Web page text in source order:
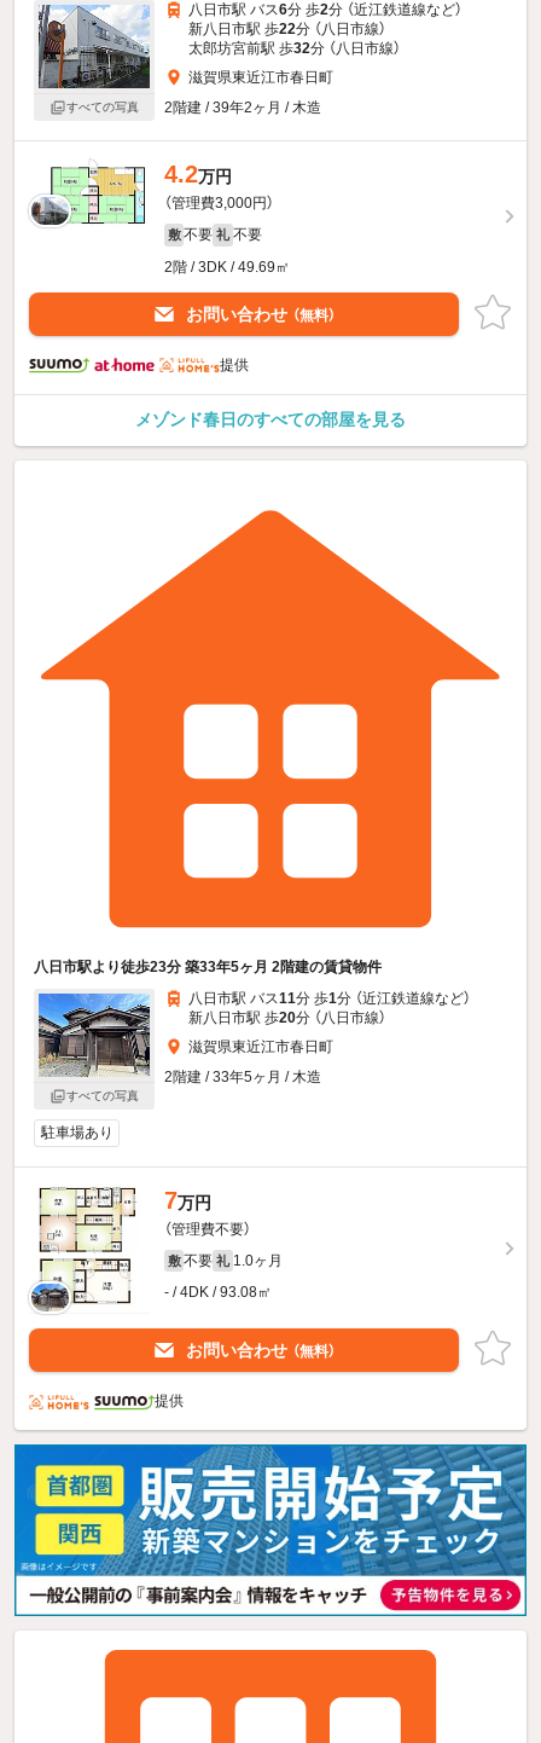
すべての写真
八日市駅 バス6分 歩2分 （近江鉄道線など）
新八日市駅 歩22分 （八日市線）
太郎坊宮前駅 歩32分 （八日市線）
滋賀県東近江市春日町
2階建 / 39年2ヶ月 / 木造
4.2万円
（管理費3,000円）
敷 不要 礼 不要
2階 / 3DK / 49.69㎡
お問い合わせ （無料）
提供
メゾンド春日のすべての部屋を見る
八日市駅より徒歩23分 築33年5ヶ月 2階建の賃貸物件
すべての写真
八日市駅 バス11分 歩1分 （近江鉄道線など）
新八日市駅 歩20分 （八日市線）
滋賀県東近江市春日町
2階建 / 33年5ヶ月 / 木造
駐車場あり
7万円
（管理費不要）
敷 不要 礼 1.0ヶ月
- / 4DK / 93.08㎡
お問い合わせ （無料）
提供